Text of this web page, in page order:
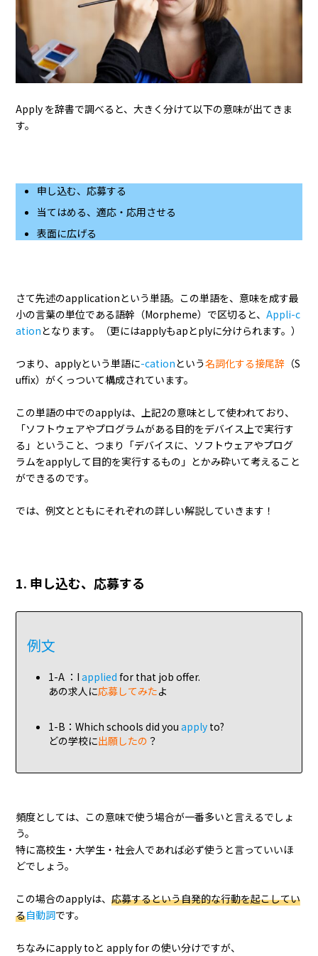
Apply を辞書で調べると、大きく分けて以下の意味が出てきま
す。
申し込む、応募する
当てはめる、適応・応用させる
表面に広げる
さて先述のapplicationという単語。この単語を、意味を成す最
小の言葉の単位である語幹（Morpheme）で区切ると、Appli-c
ationとなります。（更にはapplyもapとplyに分けられます。）
つまり、applyという単語に-cationという名詞化する接尾辞 （S
uffix）がくっついて構成されています。
この単語の中でのapplyは、上記2の意味として使われており、
「ソフトウェアやプログラムがある目的をデバイス上で実行す
る」ということ、つまり「デバイスに、ソフトウェアやプログ
ラムをapplyして目的を実行するもの」とかみ砕いて考えること
ができるのです。
では、例文とともにそれぞれの詳しい解説していきます！
1. 申し込む、応募する
例文
1-A ：Iappliedfor that job offer.
あの求人に応募してみたよ
1-B：Which schools did you apply to?
どの学校に出願したの ？
頻度としては、この意味で使う場合が一番多いと言えるでしょ
う。
特に高校生・大学生・社会人であれば必ず使うと言っていいほ
どでしょう。
この場合のapplyは、応募するという自発的な行動を起こしてい
る自動詞です。
ちなみにapply toと apply for の使い分けですが、